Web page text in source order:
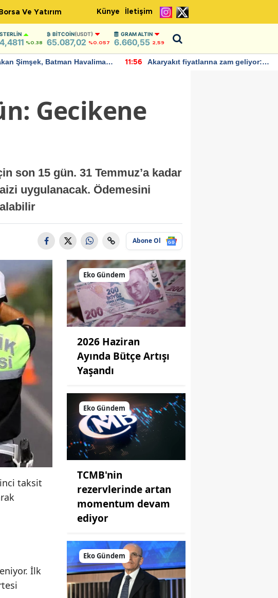
Borsa Ve Yatırım Künye İletişim
STERLIN
%0.38
BITCOIN(USDT)
65.087,02 %0.057
GRAM ALTIN
6.660,55 2,59
Şimşek, Batman Havalimanı
11:56
Akaryakıt fiyatlarına zam geliyor:
Gecikene
son 15 gün. 31 Temmuz’a kadar
uygulanacak. Ödemesini
Abone Ol
taksit
İlk
Eko Gündem
2026 Haziran
Ayında Bütçe Artışı
Yaşandı
Eko Gündem
TCMB'nin
rezervlerinde artan
momentum devam
ediyor
Eko Gündem